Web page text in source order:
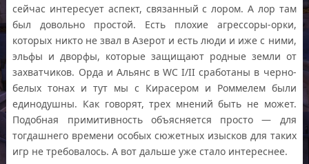
сейчас интересует аспект, связанный с лором. А лор там
был довольно простой. Есть плохие агрессоры-орки,
которых никто не звал в Азерот и есть люди и иже с ними,
эльфы и дворфы, которые защищают родные земли от
захватчиков. Орда и Альянс в WC I/II сработаны в черно-
белых тонах и тут мы с Кирасером и Роммелем были
единодушны. Как говорят, трех мнений быть не может.
Подобная примитивность объясняется просто — для
тогдашнего времени особых сюжетных изысков для таких
игр не требовалось. А вот дальше уже стало интереснее.